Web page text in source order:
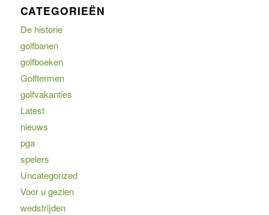
CATEGORIEËN
De historie
golfbanen
golfboeken
Golftermen
golfvakanties
Latest
nieuws
pga
spelers
Uncategorized
Voor u gezien
wedstrijden